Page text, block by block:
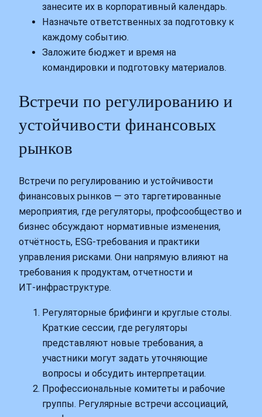
занесите их в корпоративный календарь.
Назначьте ответственных за подготовку к
каждому событию.
Заложите бюджет и время на
командировки и подготовку материалов.
Встречи по регулированию и
устойчивости финансовых
рынков
Встречи по регулированию и устойчивости
финансовых рынков — это таргетированные
мероприятия, где регуляторы, профсообщество и
бизнес обсуждают нормативные изменения,
отчётность, ESG‑требования и практики
управления рисками. Они напрямую влияют на
требования к продуктам, отчетности и
ИТ‑инфраструктуре.
Регуляторные брифинги и круглые столы.
Краткие сессии, где регуляторы
представляют новые требования, а
участники могут задать уточняющие
вопросы и обсудить интерпретации.
Профессиональные комитеты и рабочие
группы. Регулярные встречи ассоциаций,